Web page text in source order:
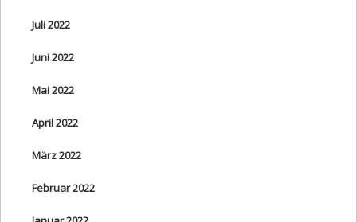
Juli 2022
Juni 2022
Mai 2022
April 2022
März 2022
Februar 2022